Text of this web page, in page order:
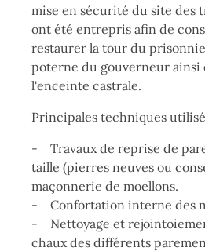
mise en sécurité du site des
ont été entrepris afin de
restaurer la tour du
poterne du gouverneur ainsi
l'enceinte castrale.
Principales techniques
- Travaux de reprise de
taille (pierres neuves ou
maçonnerie de moellons.
- Confortation interne des
- Nettoyage et
chaux des différents